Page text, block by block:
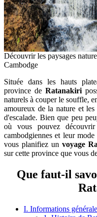
Découvrir les paysages
Cambodge
Située dans les hauts
province de Ratanakiri
naturels à couper le souffle,
amoureux de la nature et
d'escalade. Bien que peu
où vous pouvez
cambodgiennes et leur
vous planifiez un voyage
sur cette province que vous
Que faut-il
I. Informations